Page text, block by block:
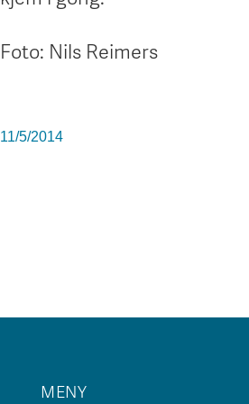
Foto: Nils Reimers
11/5/2014
MENY